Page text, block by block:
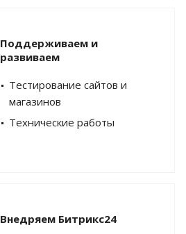
Поддерживаем и
развиваем
Тестирование сайтов и
магазинов
Технические работы
Внедряем Битрикс24